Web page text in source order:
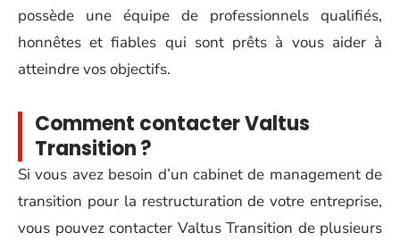
possède une équipe de professionnels qualifiés,
honnêtes et fiables qui sont prêts à vous aider à
atteindre vos objectifs.
Comment contacter Valtus
Transition ?
Si vous avez besoin d’un cabinet de management de
transition pour la restructuration de votre entreprise,
vous pouvez contacter Valtus Transition de plusieurs